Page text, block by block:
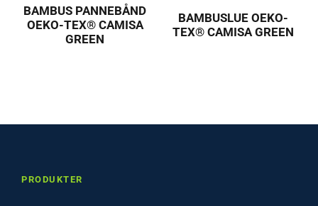
BAMBUS PANNEBÅND
OEKO-TEX® CAMISA
GREEN
BAMBUSLUE OEKO-
TEX® CAMISA GREEN
PRODUKTER